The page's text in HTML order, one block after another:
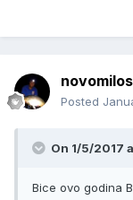
Posted
On 1/5/2017
Bice ovo godina